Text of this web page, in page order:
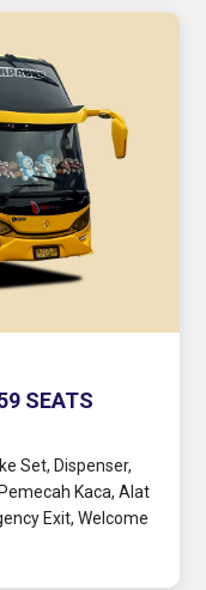
SEATS
Set, Dispenser,
Kaca, Alat
Exit, Welcome